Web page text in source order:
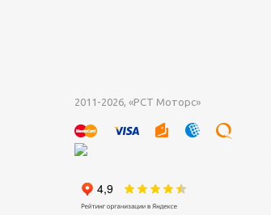
2011-2026, «РСТ Моторс»